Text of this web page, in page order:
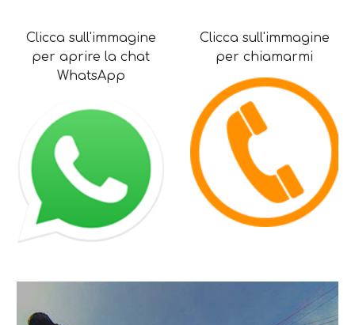
Clicca sull'immagine
per aprire la chat
WhatsApp
Clicca sull'immagine
per chiamarmi